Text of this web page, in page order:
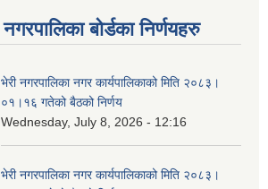
नगरपालिका बोर्डका निर्णयहरु
भेरी नगरपालिका नगर कार्यपालिकाको मिति २०८३।
०१।१६ गतेको बैठको निर्णय
Wednesday, July 8, 2026 - 12:16
भेरी नगरपालिका नगर कार्यपालिकाको मिति २०८३।